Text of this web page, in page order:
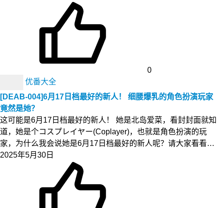
0
优番大全
[DEAB-004]6月17日档最好的新人！ 细腰爆乳的角色扮演玩家
竟然是她？
这可能是6月17日档最好的新人！ 她是北岛爱菜，看封封面就知
道，她是个コスプレイヤー(Coplayer)，也就是角色扮演的玩
家，为什么我会说她是6月17日档最好的新人呢？请大家看看…
2025年5月30日